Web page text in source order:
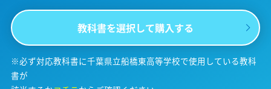
教科書を選択して購入する
※必ず対応教科書に千葉県立船橋東高等学校で使用している教科
書が